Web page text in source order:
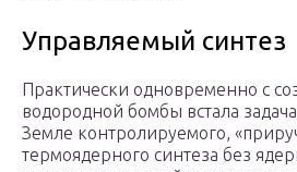
Управляемый синтез
Практически одновременно с
водородной бомбы встала
Земле контролируемого,
термоядерного синтеза без